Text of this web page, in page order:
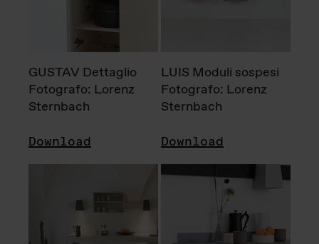
GUSTAV Dettaglio
Fotografo: Lorenz
Sternbach
Download
LUIS Moduli sospesi
Fotografo: Lorenz
Sternbach
Download